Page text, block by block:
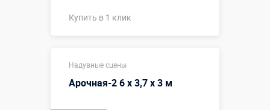
Купить в 1 клик
Надувные сцены
Арочная-2 6 х 3,7 х 3 м